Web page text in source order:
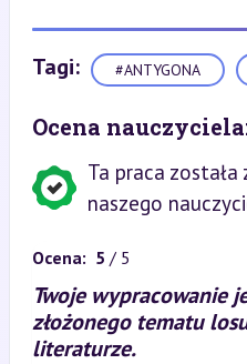
Tagi: #ANTYGONA
Ocena
Ta praca
naszego
Ocena: 5 / 5
Twoje wypracowanie
złożonego tematu
literaturze.